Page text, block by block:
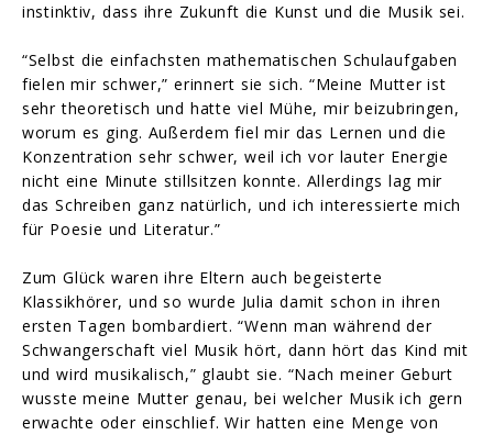
instinktiv, dass ihre Zukunft die Kunst und die Musik sei.
“Selbst die einfachsten mathematischen Schulaufgaben
fielen mir schwer,” erinnert sie sich. “Meine Mutter ist
sehr theoretisch und hatte viel Mühe, mir beizubringen,
worum es ging. Außerdem fiel mir das Lernen und die
Konzentration sehr schwer, weil ich vor lauter Energie
nicht eine Minute stillsitzen konnte. Allerdings lag mir
das Schreiben ganz natürlich, und ich interessierte mich
für Poesie und Literatur.”
Zum Glück waren ihre Eltern auch begeisterte
Klassikhörer, und so wurde Julia damit schon in ihren
ersten Tagen bombardiert. “Wenn man während der
Schwangerschaft viel Musik hört, dann hört das Kind mit
und wird musikalisch,” glaubt sie. “Nach meiner Geburt
wusste meine Mutter genau, bei welcher Musik ich gern
erwachte oder einschlief. Wir hatten eine Menge von